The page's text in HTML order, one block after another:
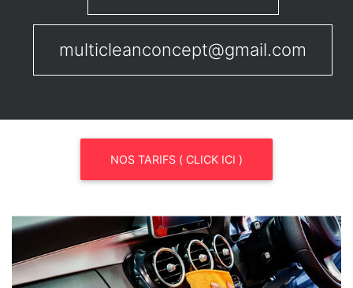
multicleanconcept@gmail.com
NOS TARIFS ( CLICK ICI )